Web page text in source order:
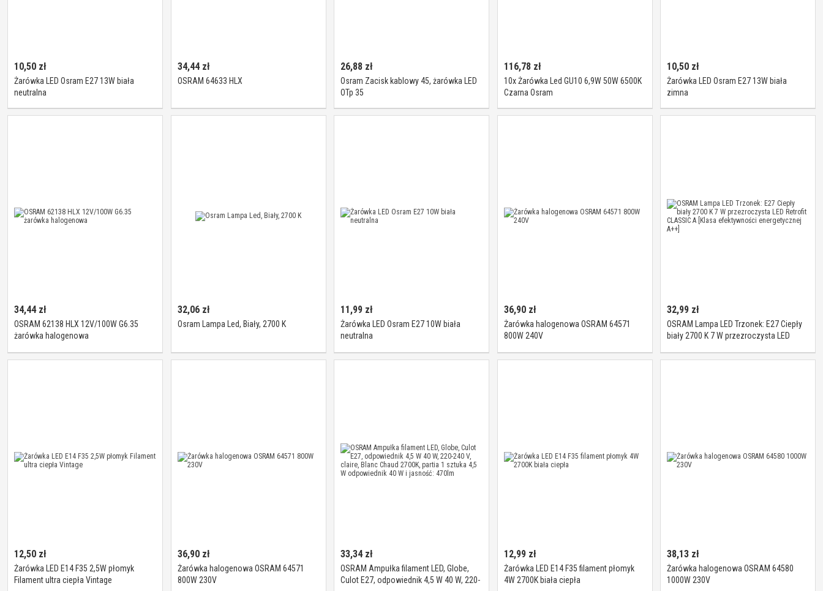
10,50 zł
Żarówka LED Osram E27 13W biała
neutralna
34,44zł
OSRAM 64633 HLX
26,88 zł
Osram Zacisk kablowy 45, żarówka LED
OTp 35
116,78zł
10x Żarówka Led GU10 6,9W 50W 6500K
Czarna Osram
10,50 zł
Żarówka LED Osram E27 13W biała
zimna
34,44zł
OSRAM 62138 HLX 12V/100W G6.35
żarówka halogenowa
32,06zł
Osram Lampa Led, Biały, 2700 K
11,99 zł
Żarówka LED Osram E27 10W biała
neutralna
36,90zł
Żarówka halogenowa OSRAM 64571
800W 240V
32,99 zł
OSRAM Lampa LED Trzonek: E27 Ciepły
biały 2700 K 7 W przezroczysta LED
energetycznej A++]
12,50 zł
Żarówka LED E14 F35 2,5W płomyk
Filament ultra ciepła Vintage
36,90zł
Żarówka halogenowa OSRAM 64571
800W 230V
33,34zł
OSRAM Ampułka filament LED, Globe,
Culot E27, odpowiednik 4,5 W 40 W, 220-
12,99zł
Żarówka LED E14 F35 filament płomyk
4W 2700K biała ciepła
38,13 zł
Żarówka halogenowa OSRAM 64580
1000W 230V